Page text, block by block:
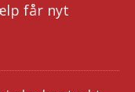
får nyt